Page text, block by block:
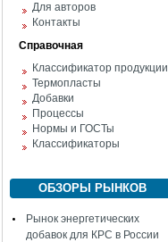
Для авторов
Контакты
Справочная
Классификатор продукции
Термопласты
Добавки
Процессы
Нормы и ГОСТы
Классификаторы
ОБЗОРЫ РЫНКОВ
Рынок энергетических
добавок для КРС в России